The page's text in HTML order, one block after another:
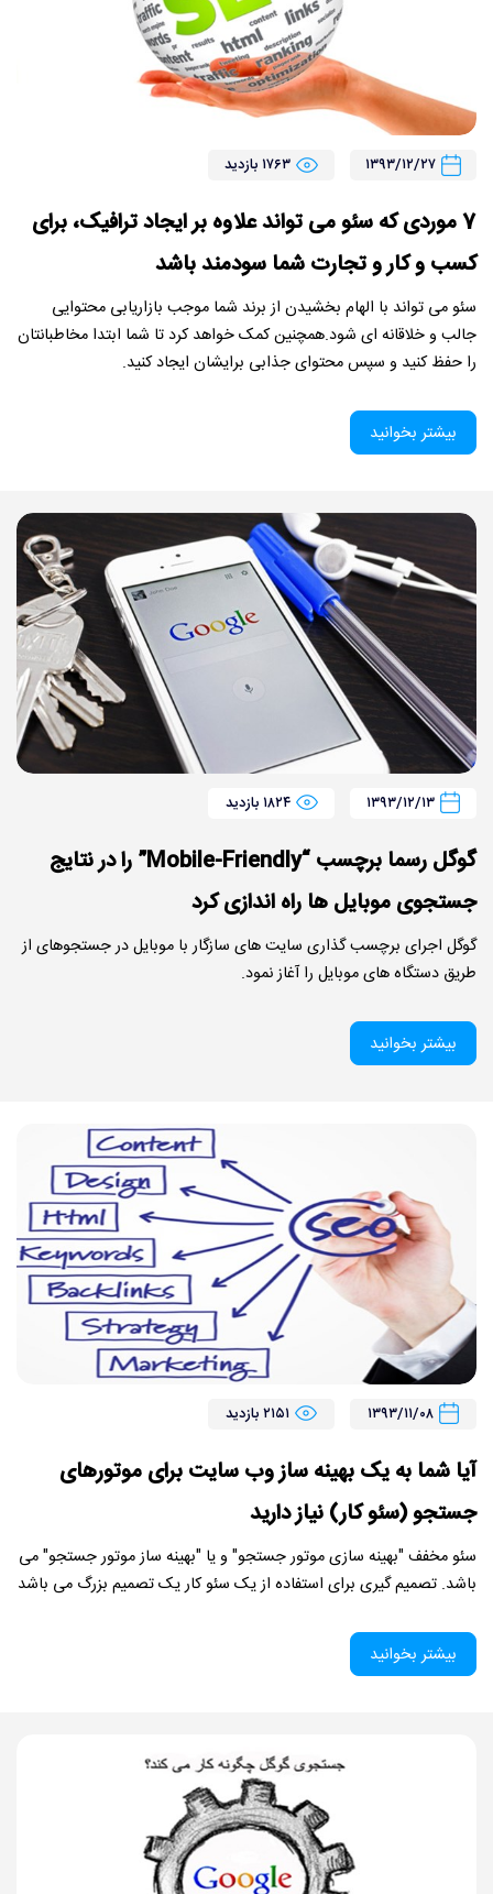
۱۳۹۳/۱۲/۲۷ ۱۷۶۳ بازدید
7 موردی که سئو می تواند علاوه بر ایجاد ترافیک، برای
کسب و کار و تجارت شما سودمند باشد
سئو می تواند با الهام بخشیدن از برند شما موجب بازاریابی محتوایی
جالب و خلاقانه ای شود.همچنین کمک خواهد کرد تا شما ابتدا مخاطبانتان
را حفظ کنید و سپس محتوای جذابی برایشان ایجاد کنید.
بیشتر بخوانید
۱۳۹۳/۱۲/۱۳ ۱۸۲۴ بازدید
گوگل رسما برچسب “Mobile-Friendly” را در نتایج
جستجوی موبایل ها راه اندازی کرد
گوگل اجرای برچسب گذاری سایت های سازگار با موبایل در جستجوهای از
طریق دستگاه های موبایل را آغاز نمود.
بیشتر بخوانید
۱۳۹۳/۱۱/۰۸ ۲۱۵۱ بازدید
آیا شما به یک بهینه ساز وب سایت برای موتورهای
جستجو (سئو کار) نیاز دارید
سئو مخفف "بهینه سازی موتور جستجو" و یا "بهینه ساز موتور جستجو" می
باشد. تصمیم گیری برای استفاده از یک سئو کار یک تصمیم بزرگ می باشد
بیشتر بخوانید